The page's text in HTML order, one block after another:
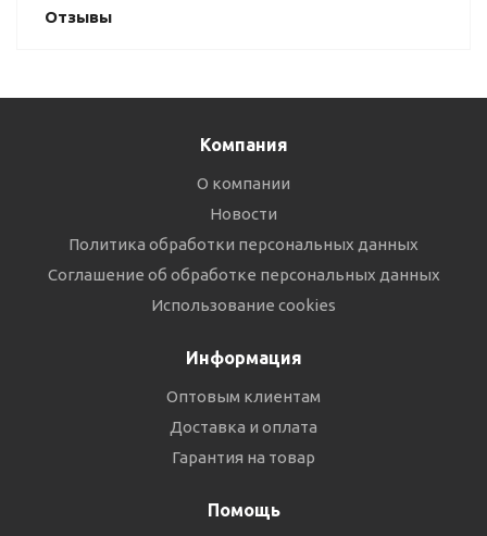
Отзывы
Компания
О компании
Новости
Политика обработки персональных данных
Соглашение об обработке персональных данных
Использование cookies
Информация
Оптовым клиентам
Доставка и оплата
Гарантия на товар
Помощь